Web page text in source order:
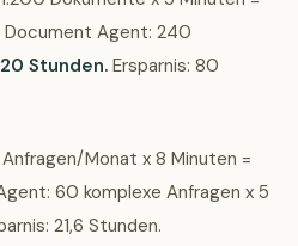
Document Agent: 240
20 Stunden. Ersparnis: 80
Monat x 8 Minuten =
60 komplexe Anfragen x 5
21,6 Stunden.